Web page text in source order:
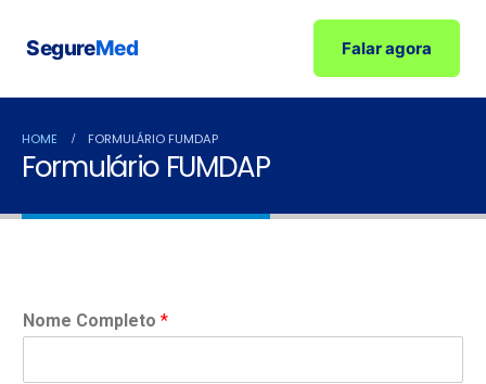
SegureMed Falar agora
HOME FORMULÁRIO FUMDAP
Formulário FUMDAP
Nome Completo *